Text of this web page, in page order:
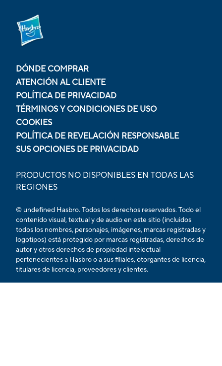
DÓNDE COMPRAR
ATENCIÓN AL CLIENTE
POLÍTICA DE PRIVACIDAD
TÉRMINOS Y CONDICIONES DE USO
COOKIES
POLÍTICA DE REVELACIÓN RESPONSABLE
SUS OPCIONES DE PRIVACIDAD
PRODUCTOS NO DISPONIBLES EN TODAS LAS
REGIONES
© undefined Hasbro. Todos los derechos reservados. Todo el
contenido visual, textual y de audio en este sitio (incluidos
todos los nombres, personajes, imágenes, marcas registradas y
logotipos) está protegido por marcas registradas, derechos de
autor y otros derechos de propiedad intelectual
pertenecientes a Hasbro o a sus filiales, otorgantes de licencia,
titulares de licencia, proveedores y clientes.